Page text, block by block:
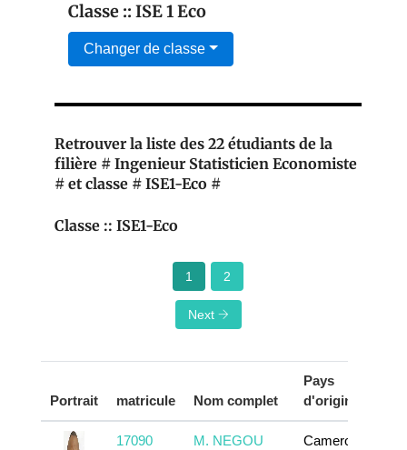
Classe :: ISE 1 Eco
Changer de classe
Retrouver la liste des 22 étudiants de la
filière # Ingenieur Statisticien Economiste
# et classe # ISE1-Eco #
Classe :: ISE1-Eco
1 2
Next
Portrait matricule Nom complet
Pays
d'origine
17090
M. NEGOU
Cameroun